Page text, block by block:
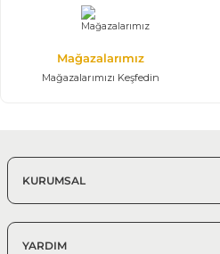
Mağazalarımız
Mağazalarımızı Keşfedin
KURUMSAL
YARDIM